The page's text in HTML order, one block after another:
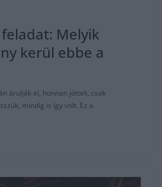
Melyik
kerül ebbe a
árulják el, honnan jöttek, csak
mindig is így volt. Ez a